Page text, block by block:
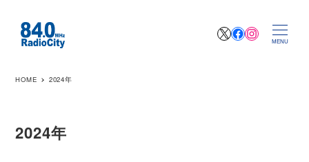
XFacebook
MENU
HOME 2024年
2024年